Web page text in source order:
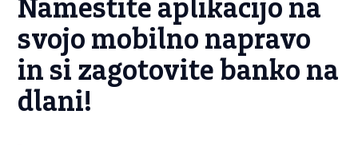
Namestite aplikacijo na
svojo mobilno napravo
in si zagotovite banko na
dlani!